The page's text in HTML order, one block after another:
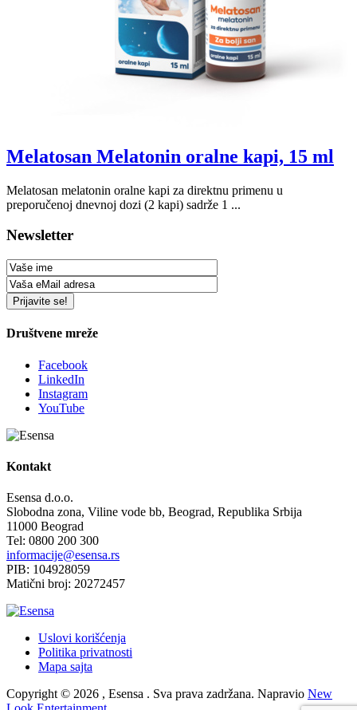
Melatosan Melatonin oralne kapi, 15 ml
Melatosan melatonin oralne kapi za direktnu primenu u
preporučenoj dnevnoj dozi (2 kapi) sadrže 1 ...
Newsletter
Društvene mreže
Facebook
LinkedIn
Instagram
YouTube
Kontakt
Esensa d.o.o.
Slobodna zona, Viline vode bb, Beograd, Republika Srbija
11000 Beograd
Tel: 0800 200 300
informacije@esensa.rs
PIB: 104928059
Matični broj: 20272457
Uslovi korišćenja
Politika privatnosti
Mapa sajta
Copyright © 2026 , Esensa . Sva prava zadržana. Napravio New